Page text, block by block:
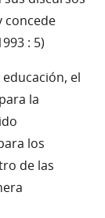
concede
: 5)
el
la
los
de las